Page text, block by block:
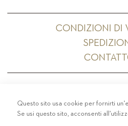
CONDIZIONI DI
PRIVACY-COLOPHON -
CODICE
Questo sito usa cookie per fornirti
Se usi questo sito, acconsenti